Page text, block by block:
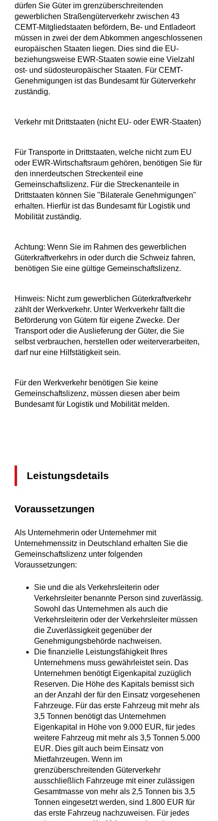
dürfen Sie Güter im grenzüberschreitenden
gewerblichen Straßengüterverkehr zwischen 43
CEMT-Mitgliedstaaten befördern, Be- und Entladeort
müssen in zwei der dem Abkommen angeschlossenen
europäischen Staaten liegen. Dies sind die EU-
beziehungsweise EWR-Staaten sowie eine Vielzahl
ost- und südosteuropäischer Staaten. Für CEMT-
Genehmigungen ist das Bundesamt für Güterverkehr
zuständig.
Verkehr mit Drittstaaten (nicht EU- oder EWR-Staaten)
Für Transporte in Drittstaaten, welche nicht zum EU
oder EWR-Wirtschaftsraum gehören, benötigen Sie für
den innerdeutschen Streckenteil eine
Gemeinschaftslizenz. Für die Streckenanteile in
Drittstaaten können Sie "Bilaterale Genehmigungen"
erhalten. Hierfür ist das Bundesamt für Logistik und
Mobilität zuständig.
Achtung: Wenn Sie im Rahmen des gewerblichen
Güterkraftverkehrs in oder durch die Schweiz fahren,
benötigen Sie eine gültige Gemeinschaftslizenz.
Hinweis: Nicht zum gewerblichen Güterkraftverkehr
zählt der Werkverkehr. Unter Werkverkehr fällt die
Beförderung von Gütern für eigene Zwecke. Der
Transport oder die Auslieferung der Güter, die Sie
selbst verbrauchen, herstellen oder weiterverarbeiten,
darf nur eine Hilfstätigkeit sein.
Für den Werkverkehr benötigen Sie keine
Gemeinschaftslizenz, müssen diesen aber beim
Bundesamt für Logistik und Mobilitätmelden.
Leistungsdetails
Voraussetzungen
Als Unternehmerin oder Unternehmer mit
Unternehmenssitz in Deutschland erhalten Sie die
Gemeinschaftslizenz unter folgenden
Voraussetzungen:
Sie und die als Verkehrsleiterin oder
Verkehrsleiter benannte Person sind zuverlässig.
Sowohl das Unternehmen als auch die
Verkehrsleiterin oder der Verkehrsleiter müssen
die Zuverlässigkeit gegenüber der
Genehmigungsbehörde nachweisen.
Die finanzielle Leistungsfähigkeit Ihres
Unternehmens muss gewährleistet sein. Das
Unternehmen benötigt Eigenkapital zuzüglich
Reserven. Die Höhe des Kapitals bemisst sich
an der Anzahl der für den Einsatz vorgesehenen
Fahrzeuge. Für das erste Fahrzeug mit mehr als
3,5 Tonnen benötigt das Unternehmen
Eigenkapital in Höhe von 9.000 EUR, für jedes
weitere Fahrzeug mit mehr als 3,5 Tonnen 5.000
EUR. Dies gilt auch beim Einsatz von
Mietfahrzeugen. Wenn im
grenzüberschreitenden Güterverkehr
ausschließlich Fahrzeuge mit einer zulässigen
Gesamtmasse von mehr als 2,5 Tonnen bis 3,5
Tonnen eingesetzt werden, sind 1.800 EUR für
das erste Fahrzeug nachzuweisen. Für jedes